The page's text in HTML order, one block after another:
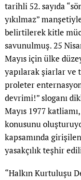
tarihli 52. sayıda
yıkılmaz”
belirtilerek kitle
savunulmuş. 25
Mayıs için ülke
yapılarak şiarlar ve
proleter
devrimi!” sloganı
Mayıs 1977
konusunu
kapsamında
yasakçılık teşhir
“Halkın Kurtuluşu